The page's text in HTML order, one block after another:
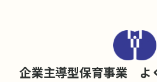
企業主導型保育事業 よ